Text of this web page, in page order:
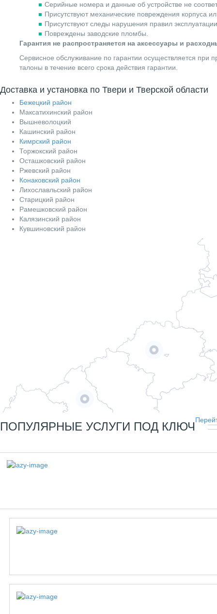
Серийные номера и данные об устройстве не
Присутствуют механические повреждения корпуса
Присутствуют следы нарушения правил
Повреждены заводские пломбы.
Гарантия не распространяется на аксессуары и
Сервисное обслуживание по гарантии осуществляется при
талоны в течение всего срока действия гарантии.
Доставка и установка по Твери и Тверской области
Бежецкий район
Максатихинский район
Вышневолоцкий
Кашинский район
Кимрский район
Торжокский район
Осташковский район
Ржевский район
Конаковский район
Лихославльский район
Старицкий район
Рамешковский район
Калязинский район
Кувшиновский район
ПОПУЛЯРНЫЕ УСЛУГИ ПОД КЛЮЧ